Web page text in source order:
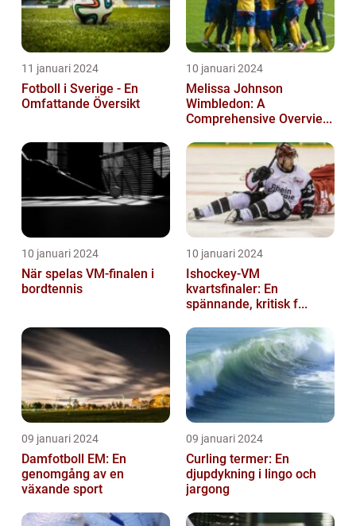
11 januari 2024
Fotboll i Sverige - En
Omfattande Översikt
10 januari 2024
Melissa Johnson
Wimbledon: A
Comprehensive Overvie...
10 januari 2024
När spelas VM-finalen i
bordtennis
10 januari 2024
Ishockey-VM
kvartsfinaler: En
spännande, kritisk f...
09 januari 2024
Damfotboll EM: En
genomgång av en
växande sport
09 januari 2024
Curling termer: En
djupdykning i lingo och
jargong